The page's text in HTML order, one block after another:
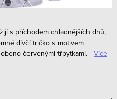
s příchodem chladnějších dnů,
dívčí tričko s motivem
červenými třpytkami.
Více